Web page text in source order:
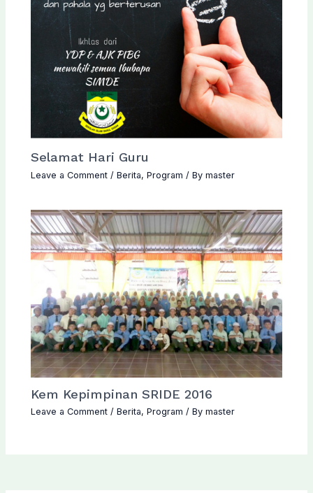
Selamat Hari Guru
Leave a Comment /Berita,Program / Bymaster
Kem Kepimpinan SRIDE 2016
Leave a Comment /Berita,Program / Bymaster